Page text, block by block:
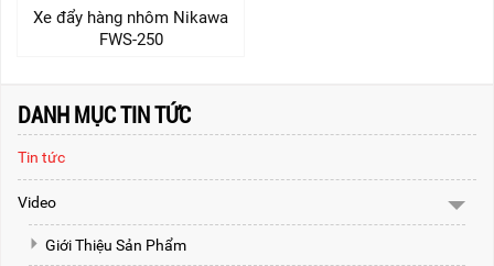
Xe đẩy hàng nhôm Nikawa
FWS-250
DANH MỤC TIN TỨC
Tin tức
Video
Giới Thiệu Sản Phẩm